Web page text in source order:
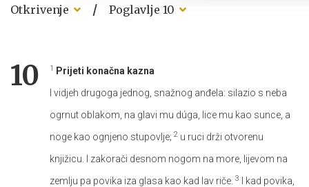
Otkrivenje / Poglavlje 10
10 1
Prijeti konačna kazna
I vidjeh drugoga jednog, snažnog anđela: silazio s neba
ogrnut oblakom, na glavi mu dúga, lice mu kao sunce, a
noge kao ognjeno stupovlje; 2 u ruci drži otvorenu
knjižicu. I zakorači desnom nogom na more, lijevom na
zemlju pa povika iza glasa kao kad lav riče. 3
I kad povika,